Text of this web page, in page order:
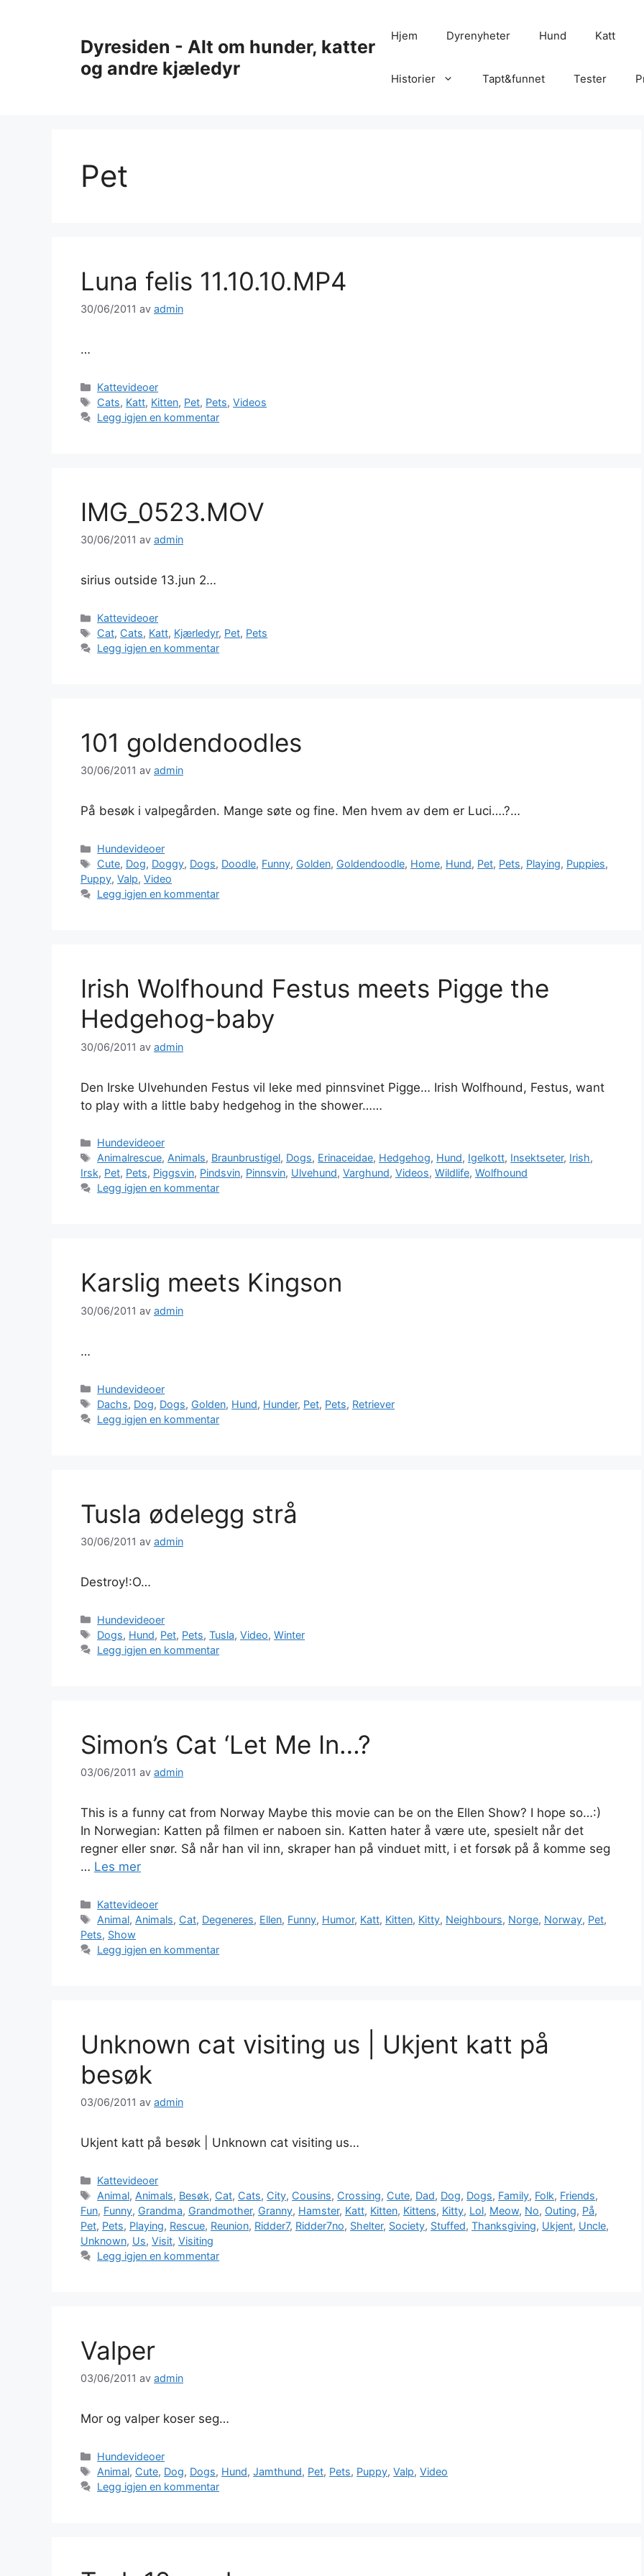
Dyresiden - Alt om hunder, katter
og andre kjæledyr
Hjem Dyrenyheter Hund Katt
Historier Tapt&funnet Tester
Pet
Luna felis 11.10.10.MP4
30/06/2011 av admin
…
Kategorier
Kattevideoer
Stikkord
Cats, Katt, Kitten, Pet, Pets,Videos
Legg igjen en kommentar
IMG_0523.MOV
30/06/2011 av admin
sirius outside 13.jun 2…
Kategorier
Kattevideoer
Stikkord
Cat, Cats, Katt, Kjærledyr, Pet, Pets
Legg igjen en kommentar
101 goldendoodles
30/06/2011 av admin
På besøk i valpegården. Mange søte og fine. Men hvem av dem er Luci….?…
Kategorier
Hundevideoer
Stikkord
Cute, Dog, Doggy, Dogs, Doodle, Funny, Golden, Goldendoodle, Home, Hund, Pet, Pets, Playing, Puppies,
Puppy, Valp, Video
Legg igjen en kommentar
Irish Wolfhound Festus meets Pigge the
Hedgehog-baby
30/06/2011 av admin
Den Irske Ulvehunden Festus vil leke med pinnsvinet Pigge… Irish Wolfhound, Festus, want
to play with a little baby hedgehog in the shower……
Kategorier
Hundevideoer
Stikkord
Animalrescue,Animals, Braunbrustigel, Dogs, Erinaceidae, Hedgehog, Hund, Igelkott, Insektseter, Irish,
Irsk, Pet, Pets, Piggsvin, Pindsvin, Pinnsvin, Ulvehund, Varghund, Videos, Wildlife, Wolfhound
Legg igjen en kommentar
Karslig meets Kingson
30/06/2011 av admin
…
Kategorier
Hundevideoer
Stikkord
Dachs, Dog, Dogs, Golden, Hund, Hunder, Pet, Pets, Retriever
Legg igjen en kommentar
Tusla ødelegg strå
30/06/2011 av admin
Destroy!:O…
Kategorier
Hundevideoer
Stikkord
Dogs, Hund, Pet, Pets,Tusla,Video,Winter
Legg igjen en kommentar
Simon’s Cat ‘Let Me In…?
03/06/2011 av admin
This is a funny cat from Norway Maybe this movie can be on the Ellen Show? I hope so…:)
In Norwegian: Katten på filmen er naboen sin. Katten hater å være ute, spesielt når det
regner eller snør. Så når han vil inn, skraper han på vinduet mitt, i et forsøk på å komme seg
… Les mer
Kategorier
Kattevideoer
Stikkord
Animal, Animals, Cat, Degeneres, Ellen, Funny, Humor, Katt, Kitten, Kitty, Neighbours, Norge, Norway, Pet,
Pets, Show
Legg igjen en kommentar
Unknown cat visiting us | Ukjent katt på
besøk
03/06/2011 av admin
Ukjent katt på besøk | Unknown cat visiting us…
Kategorier
Kattevideoer
Stikkord
Animal, Animals, Besøk, Cat, Cats, City, Cousins, Crossing, Cute, Dad, Dog, Dogs, Family, Folk, Friends,
Fun, Funny, Grandma, Grandmother, Granny, Hamster, Katt, Kitten, Kittens, Kitty, Lol, Meow, No, Outing, På,
Pet, Pets, Playing, Rescue, Reunion, Ridder7, Ridder7no, Shelter, Society, Stuffed, Thanksgiving, Ukjent, Uncle,
Unknown, Us, Visit, Visiting
Legg igjen en kommentar
Valper
03/06/2011 av admin
Mor og valper koser seg…
Kategorier
Hundevideoer
Stikkord
Animal, Cute, Dog, Dogs, Hund,Jamthund, Pet, Pets, Puppy,Valp,Video
Legg igjen en kommentar